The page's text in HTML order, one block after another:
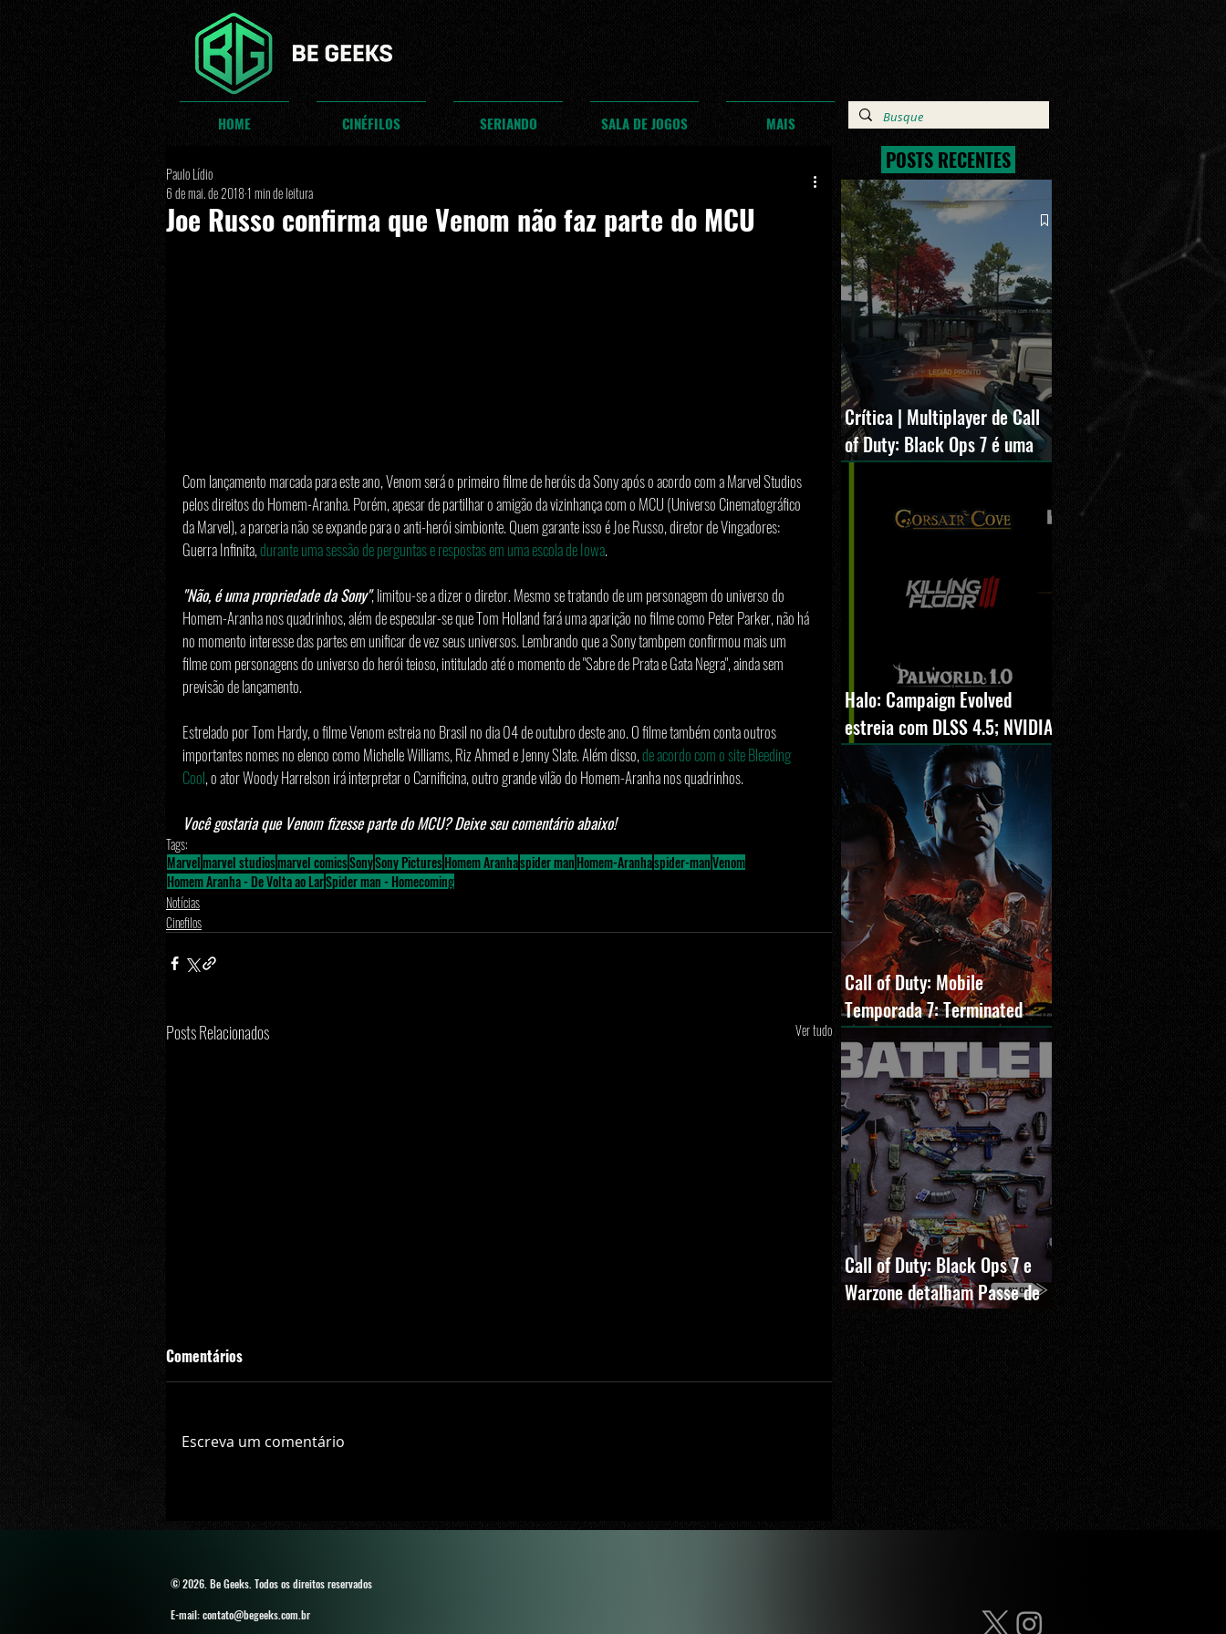
HOME CINÉFILOS SERIANDO SALA DE JOGOS MAIS
Joe Russo confirma que Venom não faz parte do MCU
Paulo Lídio
6 de mai. de 20181 min de leitura
Com lançamento marcada para este ano, Venom será o primeiro filme de heróis da Sony após o acordo com a Marvel Studios
pelos direitos do Homem-Aranha. Porém, apesar de partilhar o amigão da vizinhança com o MCU (Universo Cinematográfico
da Marvel), a parceria não se expande para o anti-herói simbionte. Quem garante isso é Joe Russo, diretor de Vingadores:
Guerra Infinita, durante uma sessão de perguntas e respostas em uma escola de Iowa.
"Não, é uma propriedade da Sony", limitou-se a dizer o diretor. Mesmo se tratando de um personagem do universo do
Homem-Aranha nos quadrinhos, além de especular-se que Tom Holland fará uma aparição no filme como Peter Parker, não há
no momento interesse das partes em unificar de vez seus universos. Lembrando que a Sony tambpem confirmou mais um
filme com personagens do universo do herói teioso, intitulado até o momento de "Sabre de Prata e Gata Negra", ainda sem
previsão de lançamento.
Estrelado por Tom Hardy, o filme Venom estreia no Brasil no dia 04 de outubro deste ano. O filme também conta outros
importantes nomes no elenco como Michelle Williams, Riz Ahmed e Jenny Slate. Além disso, de acordo com o site Bleeding
Cool, o ator Woody Harrelson irá interpretar o Carnificina, outro grande vilão do Homem-Aranha nos quadrinhos.
Você gostaria que Venom fizesse parte do MCU? Deixe seu comentário abaixo!
Tags:
Marvelmarvel studiosmarvel comicsSonySony PicturesHomem Aranhaspider manHomem-Aranhaspider-manVenom
Homem Aranha - De Volta ao LarSpider man - Homecoming
Notícias
Cinefilos
Posts Relacionados Ver tudo
Saiu! Venom pode ser visto pela
Novo pôster de Venom mostra
Comentários
Escreva um comentário
POSTS RECENTES
Crítica | Multiplayer de Call
of Duty: Black Ops 7 é uma
experiência positiva,
Halo: Campaign Evolved
estreia com DLSS 4.5; NVIDIA
lança novo GeForce Game
Ready Driver para grandes
lançamentos
Call of Duty: Mobile
Temporada 7: Terminated
estreia com O Exterminador
do Futuro 2, novos modos e
Cronen Squall
Call of Duty: Black Ops 7 e
Warzone detalham Passe de
© 2026. Be Geeks. Todos os direitos reservados
E-mail: contato@begeeks.com.br